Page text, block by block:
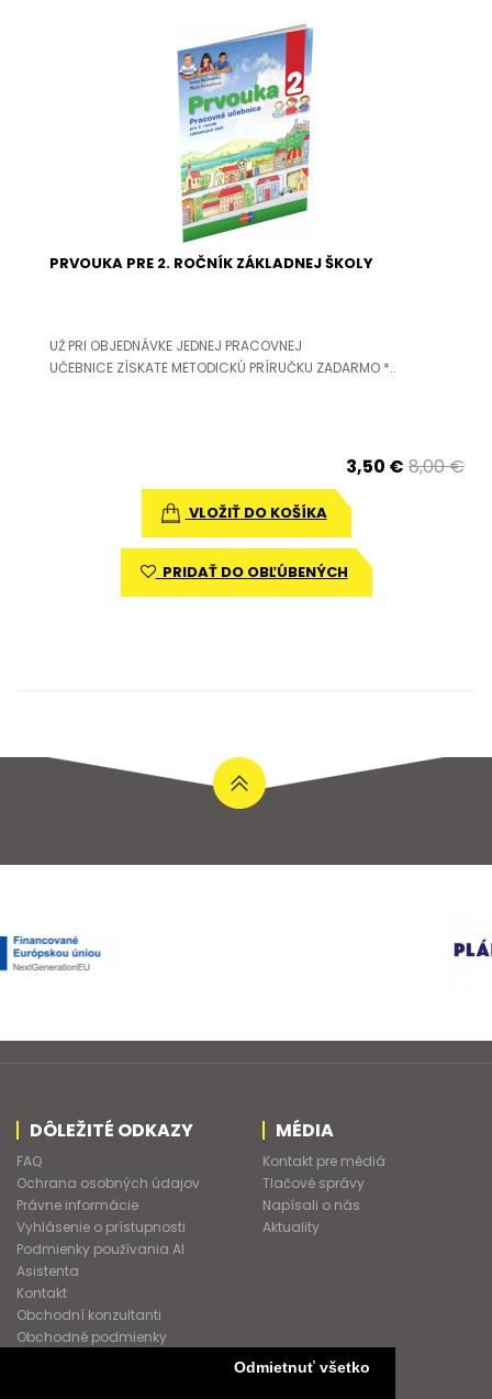
Odmietnuť všetko
PRVOUKA PRE 2. ROČNÍK ZÁKLADNEJ ŠKOLY
UŽ PRI OBJEDNÁVKE JEDNEJ PRACOVNEJ
UČEBNICE ZÍSKATE METODICKÚ PRÍRUČKU ZADARMO *..
3,50 € 8,00 €
VLOŽIŤ DO KOŠÍKA
PRIDAŤ DO OBĽÚBENÝCH
DÔLEŽITÉ ODKAZY
FAQ
Ochrana osobných údajov
Právne informácie
Vyhlásenie o prístupnosti
Podmienky používania AI
Asistenta
Kontakt
Obchodní konzultanti
Obchodné podmienky
MÉDIA
Kontakt pre médiá
Tlačové správy
Napísali o nás
Aktuality